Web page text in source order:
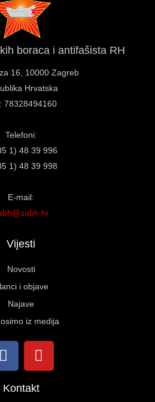
boraca i antifašista RH
16, 10000 Zagreb
Hrvatska
78328494160
Telefoni:
1) 48 39 996
1) 48 39 998
E-mail:
Vijesti
Novosti
i objave
Najave
iz medija
Kontakt